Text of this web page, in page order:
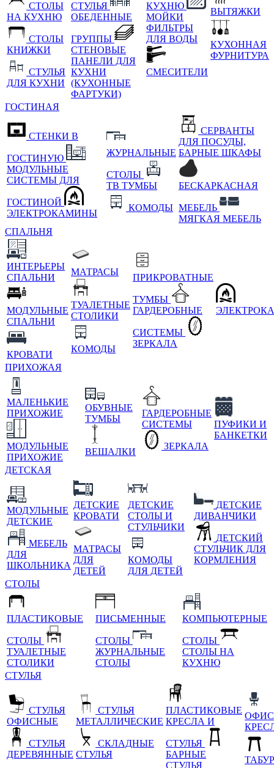
СТОЛЫ
НА КУХНЮ
СТОЛЫ
КНИЖКИ
СТУЛЬЯ
ДЛЯ КУХНИ
СТУЛЬЯ
ОБЕДЕННЫЕ
ГРУППЫ
СТЕНОВЫЕ
ПАНЕЛИ ДЛЯ
КУХНИ
(КУХОННЫЕ
ФАРТУКИ)
КУХНЮ
МОЙКИ
ФИЛЬТРЫ
ДЛЯ ВОДЫ
СМЕСИТЕЛИ
ВЫТЯЖКИ
КУХОННАЯ
ФУРНИТУРА
ГОСТИНАЯ
СТЕНКИ В
ГОСТИНУЮ
МОДУЛЬНЫЕ
СИСТЕМЫ ДЛЯ
ГОСТИНОЙ
ЭЛЕКТРОКАМИНЫ
ЖУРНАЛЬНЫЕ
СТОЛЫ
ТВ ТУМБЫ
КОМОДЫ
СЕРВАНТЫ
ДЛЯ ПОСУДЫ,
БАРНЫЕ ШКАФЫ
БЕСКАРКАСНАЯ
МЕБЕЛЬ
МЯГКАЯ МЕБЕЛЬ
СПАЛЬНЯ
ИНТЕРЬЕРЫ
СПАЛЬНИ
МОДУЛЬНЫЕ
СПАЛЬНИ
КРОВАТИ
МАТРАСЫ
ТУАЛЕТНЫЕ
СТОЛИКИ
КОМОДЫ
ПРИКРОВАТНЫЕ
ТУМБЫ
ГАРДЕРОБНЫЕ
СИСТЕМЫ
ЗЕРКАЛА
ПРИХОЖАЯ
МАЛЕНЬКИЕ
ПРИХОЖИЕ
МОДУЛЬНЫЕ
ПРИХОЖИЕ
ОБУВНЫЕ
ТУМБЫ
ВЕШАЛКИ
ГАРДЕРОБНЫЕ
СИСТЕМЫ
ЗЕРКАЛА
ПУФИКИ И
БАНКЕТКИ
ДЕТСКАЯ
МОДУЛЬНЫЕ
ДЕТСКИЕ
МЕБЕЛЬ
ДЛЯ
ШКОЛЬНИКА
ДЕТСКИЕ
КРОВАТИ
МАТРАСЫ
ДЛЯ
ДЕТЕЙ
ДЕТСКИЕ
СТОЛЫ И
СТУЛЬЧИКИ
КОМОДЫ
ДЛЯ ДЕТЕЙ
ДЕТСКИЕ
ДИВАНЧИКИ
ДЕТСКИЙ
СТУЛЬЧИК ДЛЯ
КОРМЛЕНИЯ
СТОЛЫ
ПЛАСТИКОВЫЕ
СТОЛЫ
ТУАЛЕТНЫЕ
СТОЛИКИ
ПИСЬМЕННЫЕ
СТОЛЫ
ЖУРНАЛЬНЫЕ
СТОЛЫ
КОМПЬЮТЕРНЫЕ
СТОЛЫ
СТОЛЫ НА
КУХНЮ
СТУЛЬЯ
СТУЛЬЯ
ОФИСНЫЕ
СТУЛЬЯ
ДЕРЕВЯННЫЕ
СТУЛЬЯ
МЕТАЛЛИЧЕСКИЕ
СКЛАДНЫЕ
СТУЛЬЯ
ПЛАСТИКОВЫЕ
КРЕСЛА И
СТУЛЬЯ
БАРНЫЕ
СТУЛЬЯ